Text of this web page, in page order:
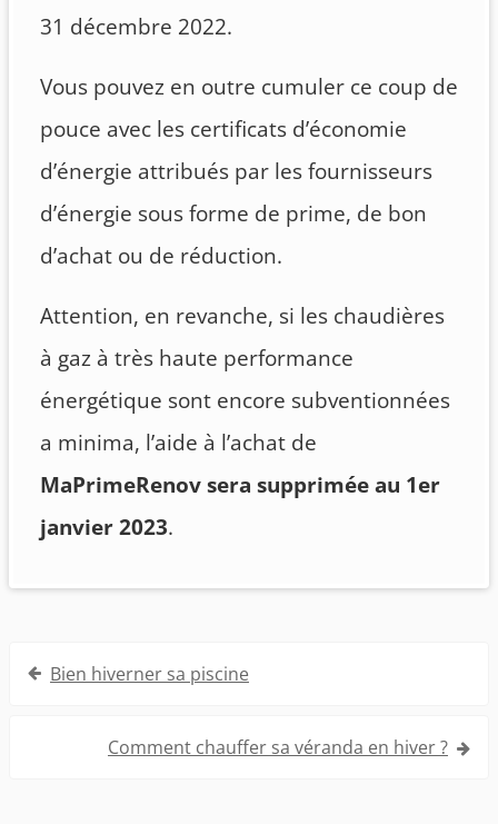
31 décembre 2022.
Vous pouvez en outre cumuler ce coup de
pouce avec les certificats d’économie
d’énergie attribués par les fournisseurs
d’énergie sous forme de prime, de bon
d’achat ou de réduction.
Attention, en revanche, si les chaudières
à gaz à très haute performance
énergétique sont encore subventionnées
a minima, l’aide à l’achat de
MaPrimeRenov sera supprimée au 1er
janvier 2023.
Navigation
Bien hiverner sa piscine
Comment chauffer sa véranda en hiver ?